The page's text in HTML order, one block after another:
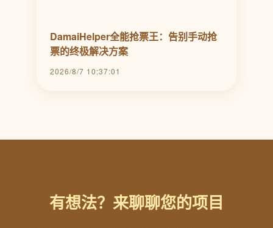
DamaiHelper全能抢票王：告别手动抢
票的终极解决方案
2026/8/7 10:37:01
有想法？来聊聊您的项目